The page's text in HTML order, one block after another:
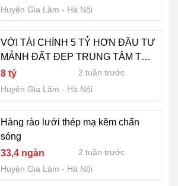
Huyện Gia Lâm
Hà Nội
VỚI TÀI CHÍNH 5 TỶ HƠN ĐẦU TƯ
MẢNH ĐẤT ĐẸP TRUNG TÂM TỪ
SƠN BẮC NINH - KINH DOANH
SẦM UẤT
8 tỷ
2 tuần trước
Huyện Gia Lâm
Hà Nội
Hàng rào lưới thép mạ kẽm chấn
sóng
33,4 ngàn
2 tuần trước
Huyện Gia Lâm
Hà Nội